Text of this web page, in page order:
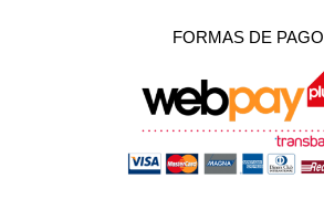
FORMAS DE PAGO